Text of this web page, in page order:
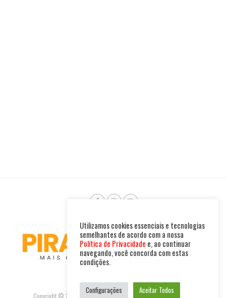
Copyright © 2025. Todos os direitos reservados. PIRAMBU NEWS
Utilizamos cookies essenciais e tecnologias
semelhantes de acordo com a nossa
Política de Privacidade e, ao continuar
navegando, você concorda com estas
condições.
Configurações Aceitar Todos